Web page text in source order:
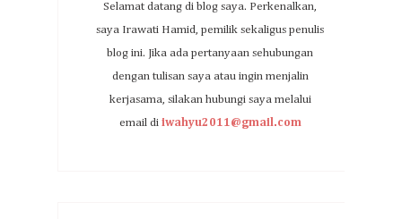
Selamat datang di blog saya. Perkenalkan,
saya Irawati Hamid, pemilik sekaligus penulis
blog ini. Jika ada pertanyaan sehubungan
dengan tulisan saya atau ingin menjalin
kerjasama, silakan hubungi saya melalui
email di iwahyu2011@gmail.com